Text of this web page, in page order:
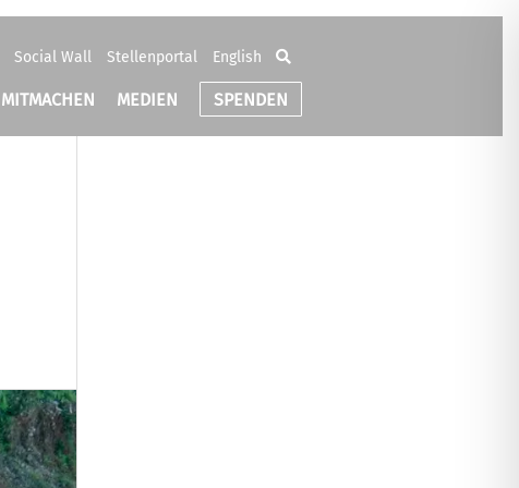
Social Wall Stellenportal English
MITMACHEN MEDIEN SPENDEN